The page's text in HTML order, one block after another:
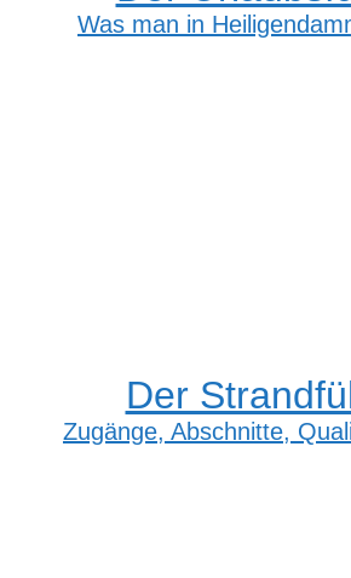
Was man in
Der
Zugänge, Abschnitte,